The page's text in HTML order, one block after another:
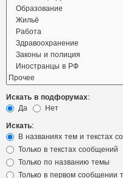
Искать в подфорумах:
Да
Нет
Искать:
В названиях тем и текстах
Только в текстах сообщений
Только по названию темы
Только в первом сообщении